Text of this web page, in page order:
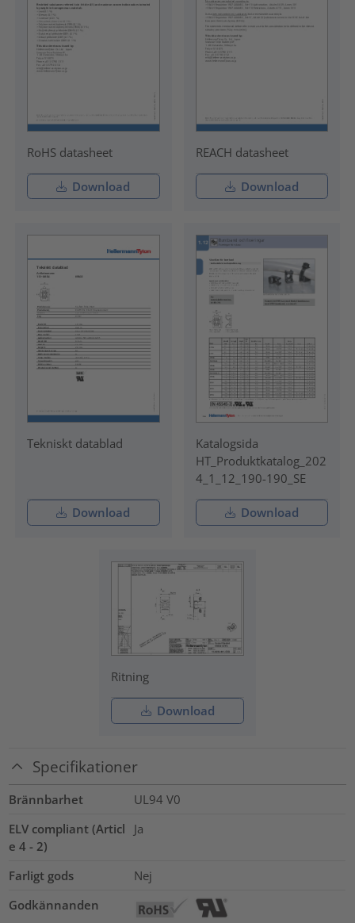
RoHS datasheet
Download
REACH datasheet
Download
Tekniskt datablad
Download
Katalogsida
HT_Produktkatalog_202
4_1_12_190-190_SE
Download
Ritning
Download
Specifikationer
Brännbarhet
UL94 V0
ELV compliant (Articl
e 4 - 2)
Ja
Farligt gods
Nej
Godkännanden